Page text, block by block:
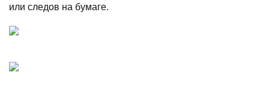
или следов на бумаге.